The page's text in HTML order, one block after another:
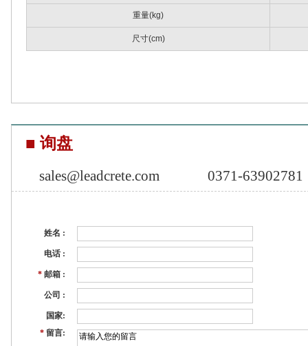
重量(kg)
尺寸(cm)
■ 询盘
sales@leadcrete.com 0371-63902781
姓名 :
电话 :
* 邮箱 :
公司 :
国家:
* 留言: